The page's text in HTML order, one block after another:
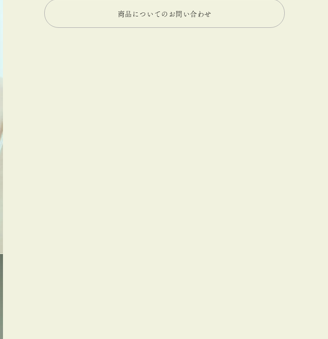
商品についてのお問い合わせ